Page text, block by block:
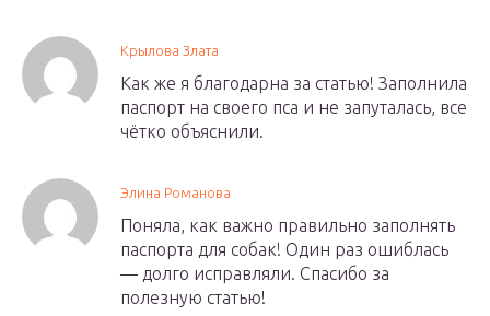
Крылова Злата
Как же я благодарна за статью! Заполнила
паспорт на своего пса и не запуталась, все
чётко объяснили.
Элина Романова
Поняла, как важно правильно заполнять
паспорта для собак! Один раз ошиблась
— долго исправляли. Спасибо за
полезную статью!